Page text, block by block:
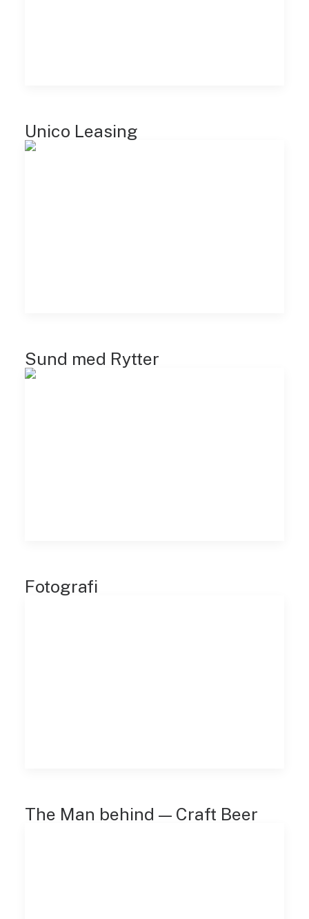
Unico Leasing
Sund med Rytter
Fotografi
The Man behind — Craft Beer